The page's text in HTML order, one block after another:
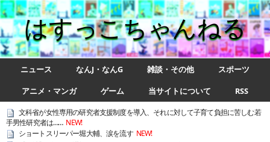
はすっこちゃんねる
ニュース なんJ・なんG 雑談・その他
スポーツ
アニメ・マンガ
ゲーム 当サイトについて RSS
文科省が女性専用の研究者支援制度を導入、それに対して子育て負担に苦しむ若
手男性研究者は…… NEW!
ショートスリーパー堀大輔、涙を流す NEW!